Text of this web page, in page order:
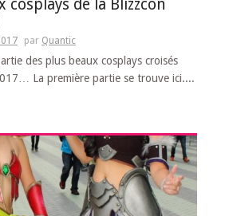
cosplays de la Blizzcon
par Quantic
des plus beaux cosplays croisés
La première partie se trouve ici....